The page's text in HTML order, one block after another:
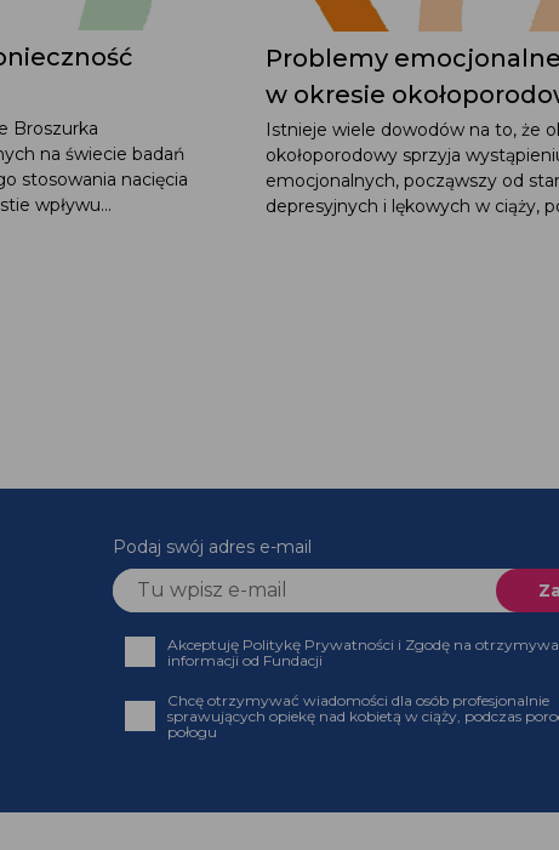
Broszurka
na świecie badań
stosowania nacięcia
wpływu...
Problemy
w okresie
Istnieje wiele dowodów na to, że
okołoporodowy sprzyja
emocjonalnych, począwszy od
depresyjnych i lękowych w ciąży,
Podaj swój adres e-mail
Akceptuję Politykę Prywatności i Zgodę na
informacji od Fundacji
Chcę otrzymywać wiadomości dla osób profesjonalnie
sprawujących opiekę nad kobietą w ciąży, podczas
połogu